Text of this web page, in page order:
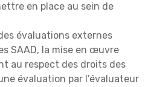
en place au sein de
évaluations externes
SAAD, la mise en œuvre
au respect des droits des
évaluation par l’évaluateur